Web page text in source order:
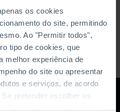
os cookies
do site, permitindo
Ao "Permitir todos",
tipo de cookies, que
melhor experiência de
do site ou apresentar
e serviços, de acordo
pretender escolher os